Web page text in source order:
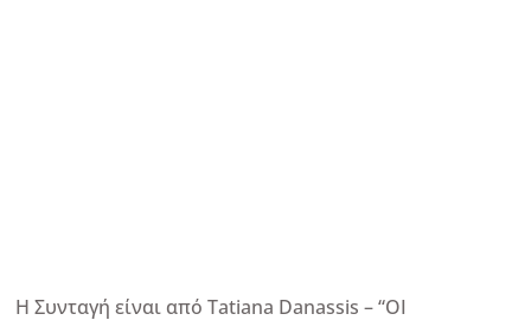
Η Συνταγή είναι από Tatiana Danassis – “ΟΙ